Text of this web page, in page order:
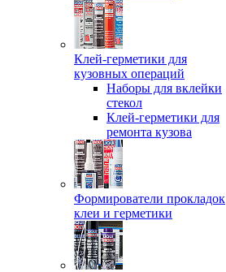
Клей-герметики для
кузовных операций
Наборы для вклейки
стекол
Клей-герметики для
ремонта кузова
Формирователи прокладок
клеи и герметики